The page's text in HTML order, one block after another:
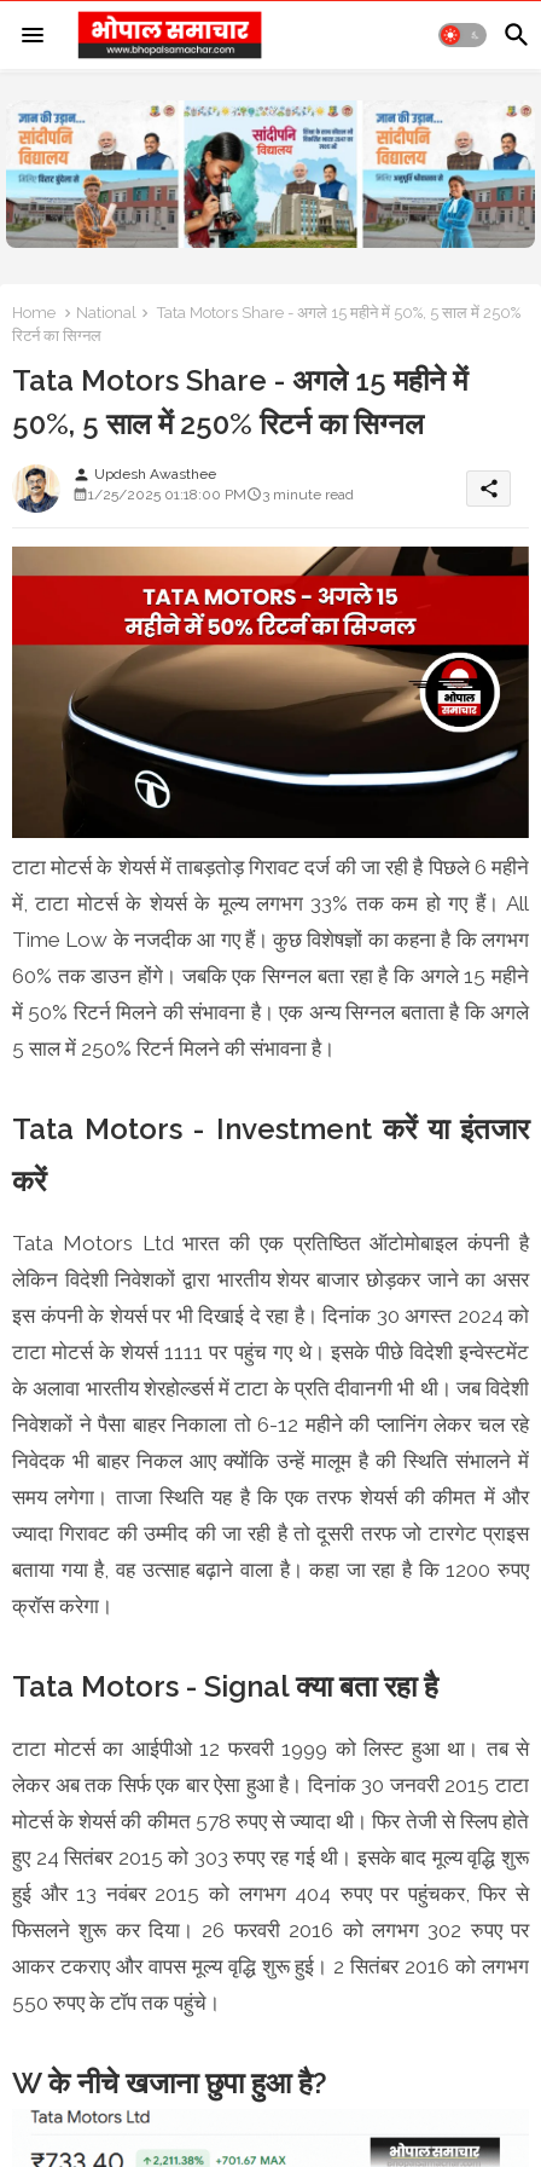
Home National
Tata Motors Share - अगले 15 महीने में 50%, 5 साल में 250%
रिटर्न का सिग्नल
Tata Motors Share - अगले 15 महीने में
50%, 5 साल में 250% रिटर्न का सिग्नल
person Updesh Awasthee
1/25/2025 01:18:00 PM
3 minute read share
टाटा मोटर्स के शेयर्स में ताबड़तोड़ गिरावट दर्ज की जा रही है पिछले 6 महीने
में, टाटा मोटर्स के शेयर्स के मूल्य लगभग 33% तक कम हो गए हैं। All
Time Low के नजदीक आ गए हैं। कुछ विशेषज्ञों का कहना है कि लगभग
60% तक डाउन होंगे। जबकि एक सिग्नल बता रहा है कि अगले 15 महीने
में 50% रिटर्न मिलने की संभावना है। एक अन्य सिग्नल बताता है कि अगले
5 साल में 250% रिटर्न मिलने की संभावना है।
Tata Motors - Investment करें या इंतजार
करें
Tata Motors Ltd भारत की एक प्रतिष्ठित ऑटोमोबाइल कंपनी है
लेकिन विदेशी निवेशकों द्वारा भारतीय शेयर बाजार छोड़कर जाने का असर
इस कंपनी के शेयर्स पर भी दिखाई दे रहा है। दिनांक 30 अगस्त 2024 को
टाटा मोटर्स के शेयर्स 1111 पर पहुंच गए थे। इसके पीछे विदेशी इन्वेस्टमेंट
के अलावा भारतीय शेरहोल्डर्स में टाटा के प्रति दीवानगी भी थी। जब विदेशी
निवेशकों ने पैसा बाहर निकाला तो 6-12 महीने की प्लानिंग लेकर चल रहे
निवेदक भी बाहर निकल आए क्योंकि उन्हें मालूम है की स्थिति संभालने में
समय लगेगा। ताजा स्थिति यह है कि एक तरफ शेयर्स की कीमत में और
ज्यादा गिरावट की उम्मीद की जा रही है तो दूसरी तरफ जो टारगेट प्राइस
बताया गया है, वह उत्साह बढ़ाने वाला है। कहा जा रहा है कि 1200 रुपए
क्रॉस करेगा।
Tata Motors - Signal क्या बता रहा है
टाटा मोटर्स का आईपीओ 12 फरवरी 1999 को लिस्ट हुआ था। तब से
लेकर अब तक सिर्फ एक बार ऐसा हुआ है। दिनांक 30 जनवरी 2015 टाटा
मोटर्स के शेयर्स की कीमत 578 रुपए से ज्यादा थी। फिर तेजी से स्लिप होते
हुए 24 सितंबर 2015 को 303 रुपए रह गई थी। इसके बाद मूल्य वृद्धि शुरू
हुई और 13 नवंबर 2015 को लगभग 404 रुपए पर पहुंचकर, फिर से
फिसलने शुरू कर दिया। 26 फरवरी 2016 को लगभग 302 रुपए पर
आकर टकराए और वापस मूल्य वृद्धि शुरू हुई। 2 सितंबर 2016 को लगभग
550 रुपए के टॉप तक पहुंचे।
W के नीचे खजाना छुपा हुआ है?